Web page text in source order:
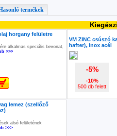
termékek
horgany felületre
alkalmas speciális bevonat,
>>>
VM ZINC csúszó
hafter), inox acél
-5%
-10%
500 db felett
lemez (szellőző
alsó felületének
>>>